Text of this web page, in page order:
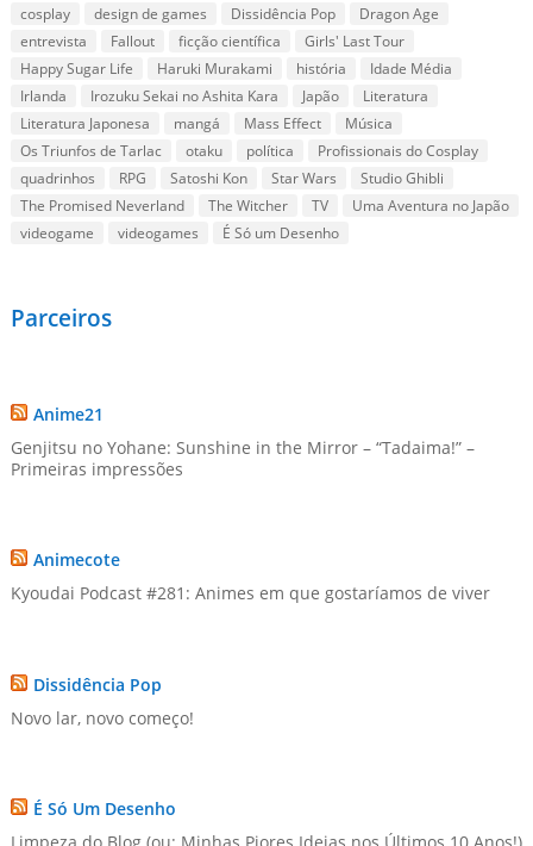
cosplay
design de games Dissidência Pop
Dragon Age
entrevista
Fallout ficção científica
Girls' Last Tour
Happy Sugar Life
Haruki Murakami história
Idade Média
Irlanda
Irozuku Sekai no Ashita Kara Japão
Literatura
Literatura Japonesa
mangá Mass Effect
Música
Os Triunfos de Tarlac
otaku política
Profissionais do Cosplay
quadrinhos
RPG Satoshi Kon Star Wars
Studio Ghibli
The Promised Neverland
The Witcher TV
Uma Aventura no Japão
videogame
videogames É Só um Desenho
Parceiros
Anime21
Genjitsu no Yohane: Sunshine in the Mirror – “Tadaima!” –
Primeiras impressões
Animecote
Kyoudai Podcast #281: Animes em que gostaríamos de viver
Dissidência Pop
Novo lar, novo começo!
É Só Um Desenho